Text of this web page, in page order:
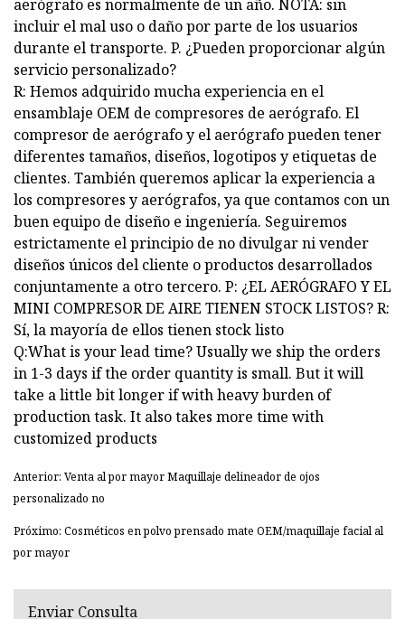
aerógrafo es normalmente de un año. NOTA: sin
incluir el mal uso o daño por parte de los usuarios
durante el transporte. P. ¿Pueden proporcionar algún
servicio personalizado?
R: Hemos adquirido mucha experiencia en el
ensamblaje OEM de compresores de aerógrafo. El
compresor de aerógrafo y el aerógrafo pueden tener
diferentes tamaños, diseños, logotipos y etiquetas de
clientes. También queremos aplicar la experiencia a
los compresores y aerógrafos, ya que contamos con un
buen equipo de diseño e ingeniería. Seguiremos
estrictamente el principio de no divulgar ni vender
diseños únicos del cliente o productos desarrollados
conjuntamente a otro tercero. P: ¿EL AERÓGRAFO Y EL
MINI COMPRESOR DE AIRE TIENEN STOCK LISTOS? R:
Sí, la mayoría de ellos tienen stock listo
Q:What is your lead time? Usually we ship the orders
in 1-3 days if the order quantity is small. But it will
take a little bit longer if with heavy burden of
production task. It also takes more time with
customized products
Anterior: Venta al por mayor Maquillaje delineador de ojos
personalizado no
Próximo: Cosméticos en polvo prensado mate OEM/maquillaje facial al
por mayor
Enviar Consulta